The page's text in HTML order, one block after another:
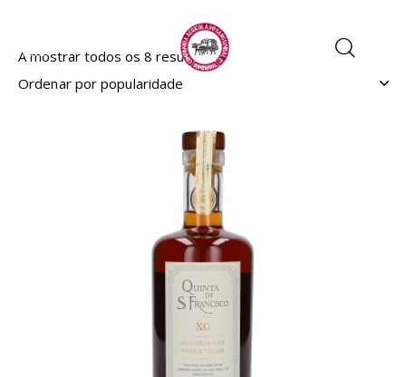
A mostrar todos os 8 resultados